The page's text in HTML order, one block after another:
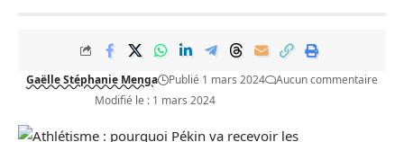
Gaëlle Stéphanie Menga Publié 1 mars 2024
Aucun commentaire
Modifié le : 1 mars 2024